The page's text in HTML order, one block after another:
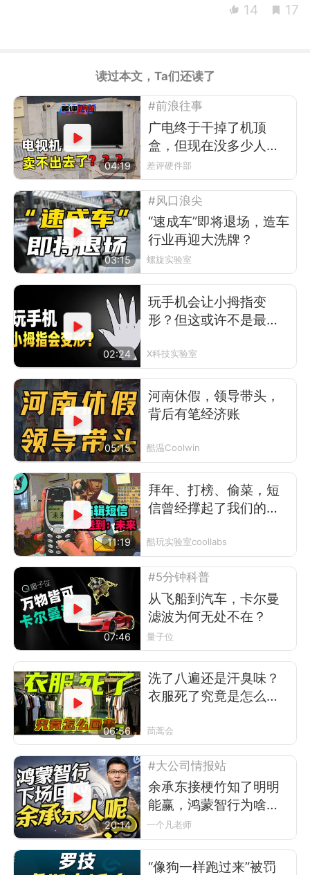
14 17
读过本文，Ta们还读了
04:19
#前浪往事
广电终于干掉了机顶
盒，但现在没多少人看
电视了
差评硬件部
03:15
#风口浪尖
“速成车”即将退场，造车
行业再迎大洗牌？
螺旋实验室
02:24
玩手机会让小拇指变
形？但这或许不是最可
X科技实验室
05:15
河南休假，领导带头，
背后有笔经济账
酷温Coolwin
11:19
拜年、打榜、偷菜，短
信曾经撑起了我们的前
酷玩实验室coollabs
07:46
#5分钟科普
从飞船到汽车，卡尔曼
滤波为何无处不在？
量子位
06:56
洗了八遍还是汗臭味？
衣服死了究竟是怎么回
茼蒿会
20:14
#大公司情报站
余承东接梗竹知了明明
能赢，鸿蒙智行为啥不
让？
一个凡老师
“像狗一样跑过来”被罚